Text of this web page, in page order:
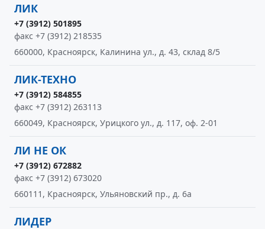
ЛИК
+7 (3912) 501895
факс +7 (3912) 218535
660000, Красноярск, Калинина ул., д. 43, склад 8/5
ЛИК-ТЕХНО
+7 (3912) 584855
факс +7 (3912) 263113
660049, Красноярск, Урицкого ул., д. 117, оф. 2-01
ЛИ НЕ ОК
+7 (3912) 672882
факс +7 (3912) 673020
660111, Красноярск, Ульяновский пр., д. 6а
ЛИДЕР